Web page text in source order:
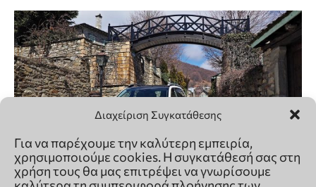
Διαχείριση Συγκατάθεσης
Για να παρέχουμε την καλύτερη εμπειρία,
χρησιμοποιούμε cookies. Η συγκατάθεσή σας στη
χρήση τους θα μας επιτρέψει να γνωρίσουμε